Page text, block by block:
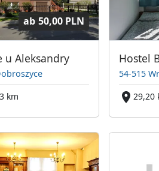
ab 50,00 PLN
u Aleksandry
km
Hostel
54-515
29,20